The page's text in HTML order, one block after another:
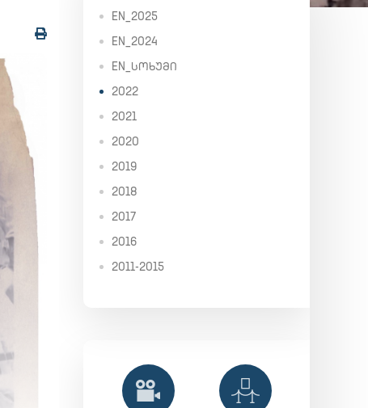
EN_2025
EN_2024
EN_ᲡᲝᲮᲣᲛᲘ
2022
2021
2020
2019
2018
2017
2016
2011-2015